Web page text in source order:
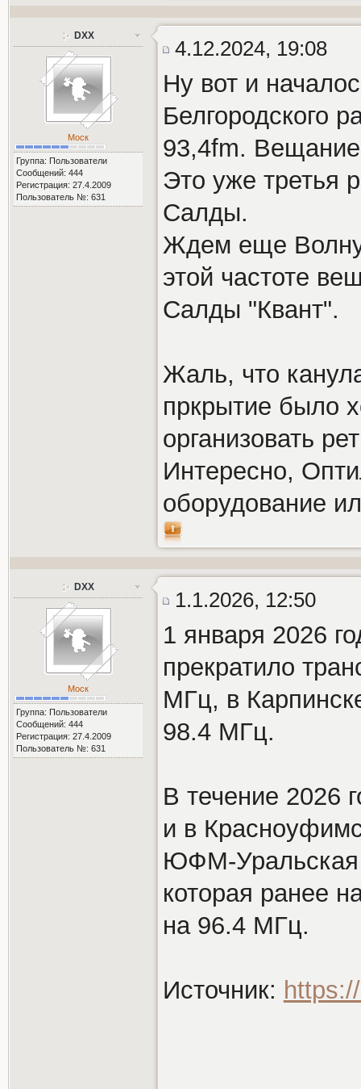
DXX
Моск
Группа: Пользователи
Сообщений: 444
Регистрация: 27.4.2009
Пользователь №: 631
4.12.2024, 19:08
Ну вот и
Белгородского
93,4fm.
Это уже третья
Салды.
Ждем еще
этой частоте
Салды "Квант".
Жаль, что
пркрытие было
организовать
Интересно,
оборудование
DXX
Моск
Группа: Пользователи
Сообщений: 444
Регистрация: 27.4.2009
Пользователь №: 631
1.1.2026, 12:50
1 января 2026
прекратило
МГц, в
98.4 МГц.
В течение 2026
и в
ЮФM-Уральская
которая ранее
на 96.4 МГц.
Источник: